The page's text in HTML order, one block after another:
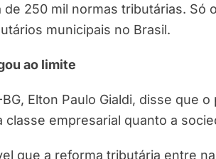
250 mil normas tributárias. Só
municipais no Brasil.
ao limite
Elton Paulo Gialdi, disse que
classe empresarial quanto a
que a reforma tributária entre